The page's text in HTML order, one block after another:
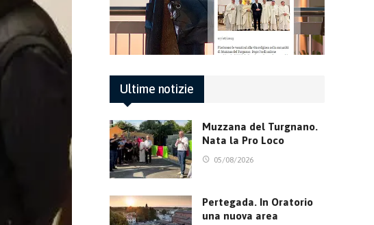
Ultime notizie
Muzzana del Turgnano.
Nata la Pro Loco
05/08/2026
Pertegada. In Oratorio
una nuova area